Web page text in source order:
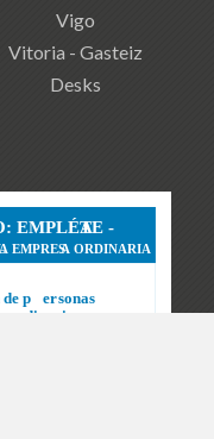
Vigo
Vitoria - Gasteiz
Desks